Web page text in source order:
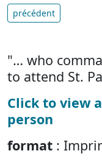
précédent
"… who
to attend St.
Click to view
person
format :